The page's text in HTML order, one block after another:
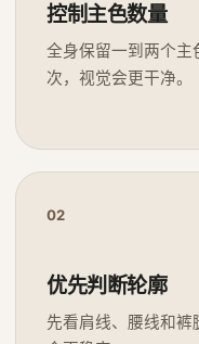
控制主色数量
全身保留一到两个主
次，视觉会更干净。
02
优先判断轮廓
先看肩线、腰线和裤